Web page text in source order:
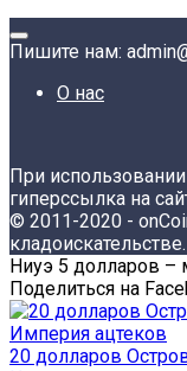
Пишите нам:
О нас
При
гиперссылка на
© 2011-2020 -
кладоискательстве.
Ниуэ 5 долларов –
Поделиться на
20 долларов